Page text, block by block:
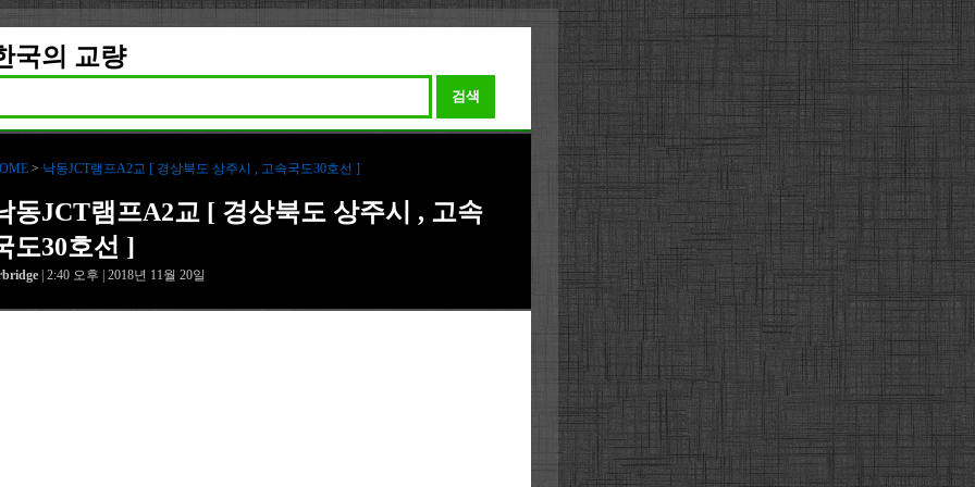
국의 교량
검색
> 낙동JCT램프A2교 [ 경상북도 상주시 , 고속국도30호선 ]
동JCT램프A2교 [ 경상북도 상주시 , 고속
도30호선 ]
| 2:40 오후 | 2018년 11월 20일